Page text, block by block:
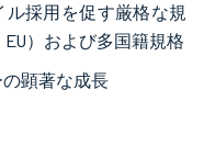
ル採用を促す厳格な規
）および多国籍規格
顕著な成長